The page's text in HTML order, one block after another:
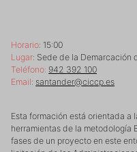
Horario: 15:00
Lugar: Sede de la Demarcación
Teléfono: 942 392 100
Email: santander@ciccp.es
Esta formación está orientada
herramientas de la metodología
fases de un proyecto en este